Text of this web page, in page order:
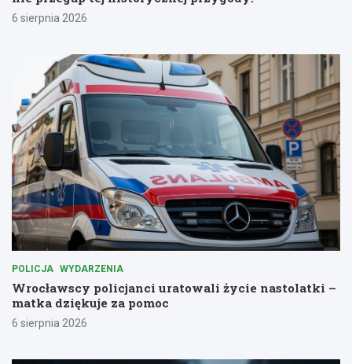
6 sierpnia 2026
POLICJA WYDARZENIA
Wrocławscy policjanci uratowali życie nastolatki –
matka dziękuje za pomoc
6 sierpnia 2026